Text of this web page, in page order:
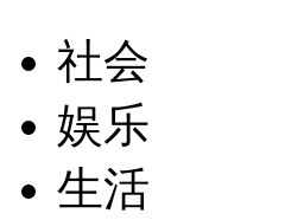
社会
娱乐
生活